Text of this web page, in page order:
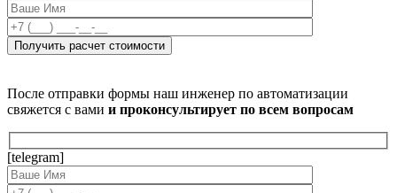
После отправки формы наш инженер по автоматизации
свяжется с вами и проконсультирует по всем вопросам
[telegram]